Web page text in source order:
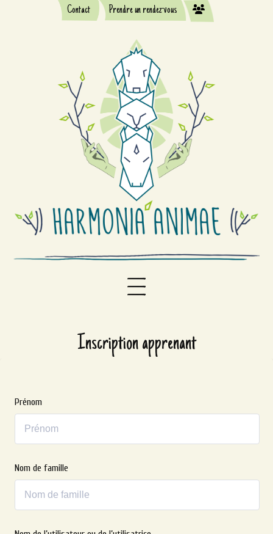
Contact Prendre un rendez-vous
Inscription apprenant
Prénom
Nom de famille